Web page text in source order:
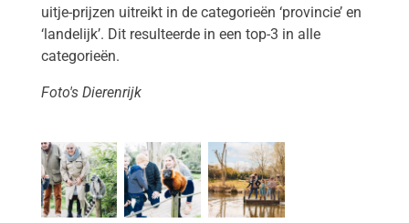
uitje-prijzen uitreikt in de categorieën ‘provincie’ en
‘landelijk’. Dit resulteerde in een top-3 in alle
categorieën.
Foto's Dierenrijk